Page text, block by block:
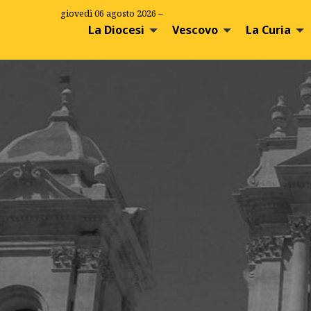
p
t
e
La Diocesi Vescovo La Curia
giovedì 06 agosto 2026 –